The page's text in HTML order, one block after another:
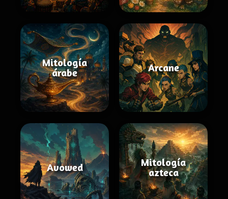
Mitología
árabe
Arcane
Avowed
Mitología
azteca